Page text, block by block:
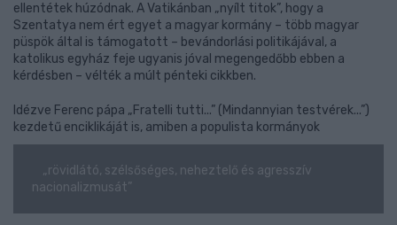
ellentétek húzódnak. A Vatikánban „nyílt titok”, hogy a
Szentatya nem ért egyet a magyar kormány – több magyar
püspök által is támogatott – bevándorlási politikájával, a
katolikus egyház feje ugyanis jóval megengedőbb ebben a
kérdésben – vélték a múlt pénteki cikkben.
Idézve Ferenc pápa „Fratelli tutti...” (Mindannyian testvérek...”)
kezdetű enciklikáját is, amiben a populista kormányok
„rövidlátó, szélsőséges, neheztelő és agresszív
nacionalizmusát”